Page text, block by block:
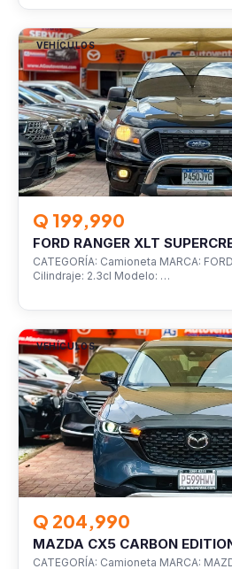
VEHÍCULOS
Q 199,990
FORD RANGER XLT
CATEGORÍA: Camioneta MARCA:
Cilindraje: 2.3cl Modelo: …
VEHÍCULOS
Q 204,990
MAZDA CX5 CARBON
CATEGORÍA: Camioneta MARCA: